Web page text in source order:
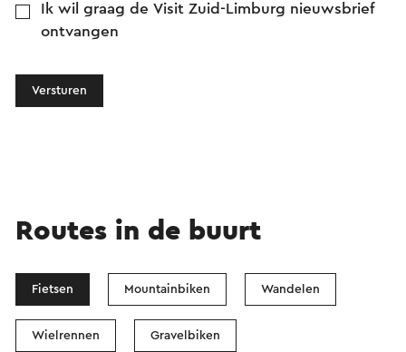
Ik wil graag de Visit Zuid-Limburg nieuwsbrief
ontvangen
Versturen
Routes in de buurt
Fietsen Mountainbiken Wandelen
Wielrennen Gravelbiken